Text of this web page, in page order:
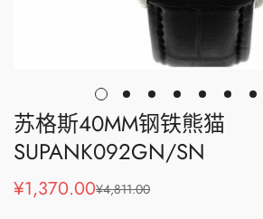
苏格斯40MM钢铁熊猫
SUPANK092GN/SN
销
¥1,370.00
正
¥4,811.00